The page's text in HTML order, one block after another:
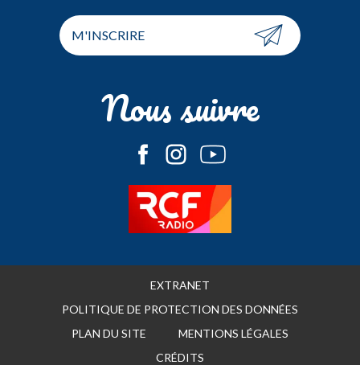
M'INSCRIRE
Nous suivre
EXTRANET
POLITIQUE DE PROTECTION DES DONNÉES
PLAN DU SITE
MENTIONS LÉGALES
CRÉDITS